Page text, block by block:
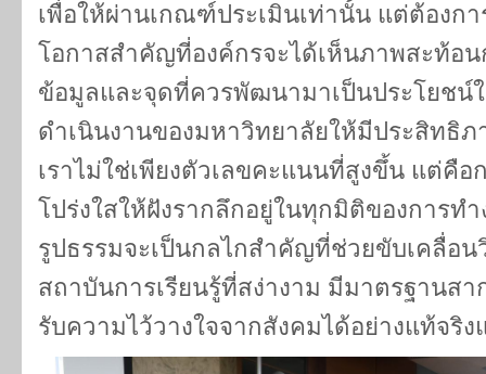
เพื่อให้ผ่านเกณฑ์ประเมินเท่านั้น แต่ต้องก
โอกาสสำคัญที่องค์กรจะได้เห็นภาพสะท้อน
ข้อมูลและจุดที่ควรพัฒนามาเป็นประโยชน์
ดำเนินงานของมหาวิทยาลัยให้มีประสิทธิ
เราไม่ใช่เพียงตัวเลขคะแนนที่สูงขึ้น แต่คื
โปร่งใสให้ฝังรากลึกอยู่ในทุกมิติของการท
รูปธรรมจะเป็นกลไกสำคัญที่ช่วยขับเคลื่อ
สถาบันการเรียนรู้ที่สง่างาม มีมาตรฐานส
รับความไว้วางใจจากสังคมได้อย่างแท้จริง